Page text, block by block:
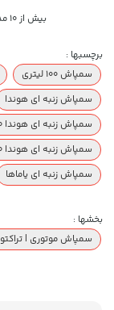
بیش از 10 مدل شیلنگ و لانس
برچسبها :
سمپاش 100 لیتری
سمپاش زنبه ای هوندا
سمپاش زنبه ای هوندا G200 هندی با پمپ 30 بار لوشانگ LS30A
سمپاش زنبه ای هوندا G200 هندی با پمپ 45 بار یاماها YM45
سمپاش زنبه ای یاماها
بخشها :
سمپاش موتوری |